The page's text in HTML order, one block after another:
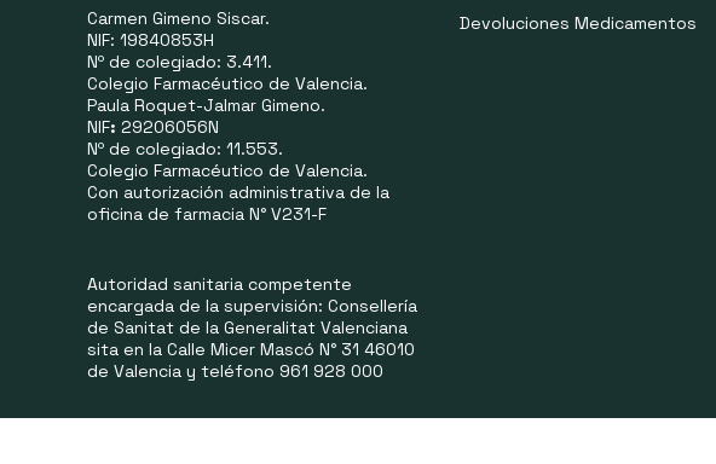
Carmen Gimeno Siscar.
NIF: 19840853H
Nº de colegiado: 3.411.
Colegio Farmacéutico de Valencia.
Paula Roquet-Jalmar Gimeno.
NIF: 29206056N
Nº de colegiado: 11.553.
Colegio Farmacéutico de Valencia.
Con autorización administrativa de la
oficina de farmacia N° V231-F
Autoridad sanitaria competente
encargada de la supervisión: Consellería
de Sanitat de la Generalitat Valenciana
sita en la Calle Micer Mascó N° 31 46010
de Valencia y teléfono 961 928 000
Devoluciones Medicamentos